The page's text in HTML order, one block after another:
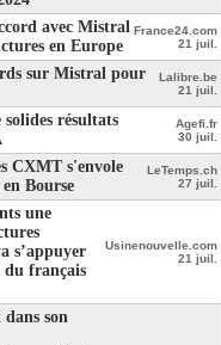
avec Mistral
en Europe
France24.com
21 juil.
sur Mistral pour
Lalibre.be
21 juil.
résultats
Agefi.fr
30 juil.
CXMT s'envole
Bourse
LeTemps.ch
27 juil.
une
s’appuyer
du français
Usinenouvelle.com
21 juil.
son